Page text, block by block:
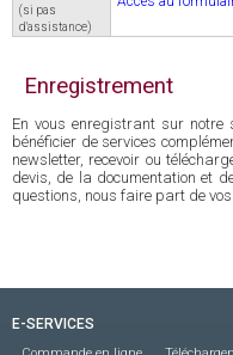
(si pas
d'assistance)
Enregistrement
En vous enregistrant sur notre
bénéficier de services
newsletter, recevoir ou
devis, de la documentation et
questions, nous faire part de
E-SERVICES